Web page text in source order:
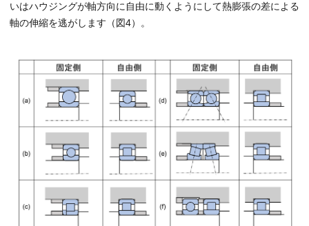
いはハウジングが軸方向に自由に動くようにして熱膨張の差による
軸の伸縮を逃がします（図4）。